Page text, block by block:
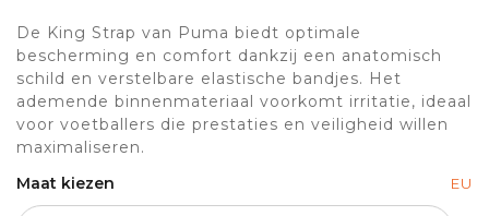
De King Strap van Puma biedt optimale
bescherming en comfort dankzij een anatomisch
schild en verstelbare elastische bandjes. Het
ademende binnenmateriaal voorkomt irritatie, ideaal
voor voetballers die prestaties en veiligheid willen
maximaliseren.
Maat kiezen
EU